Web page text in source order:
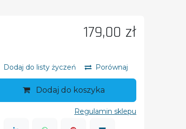
179,00 zł
Dodaj do listy życzeń Porównaj
Dodaj do koszyka
Regulamin sklepu